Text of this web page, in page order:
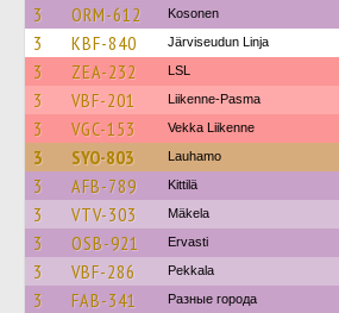
3 ORM-612 Kosonen
3 KBF-840 Järviseudun Linja
3 ZEA-232 LSL
3 VBF-201 Liikenne-Pasma
3 VGC-153 Vekka Liikenne
3 SYO-803 Lauhamo
3 AFB-789 Kittilä
3 VTV-303 Mäkela
3 OSB-921 Ervasti
3 VBF-286 Pekkala
3 FAB-341 Разные города